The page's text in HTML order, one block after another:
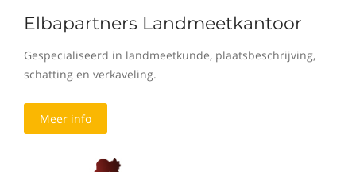
Elbapartners Landmeetkantoor
Gespecialiseerd in landmeetkunde, plaatsbeschrijving,
schatting en verkaveling.
Meer info